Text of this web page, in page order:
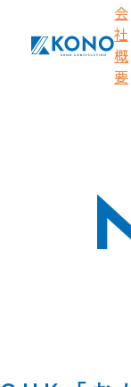
会
社
概
要